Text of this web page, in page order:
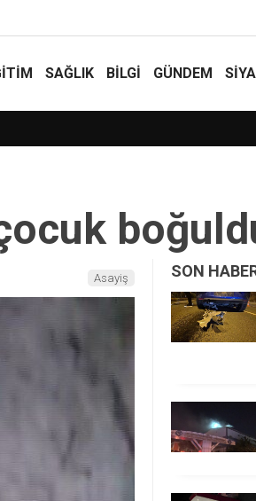
SAĞLIK BİLGİ GÜNDEM
Asayiş SON